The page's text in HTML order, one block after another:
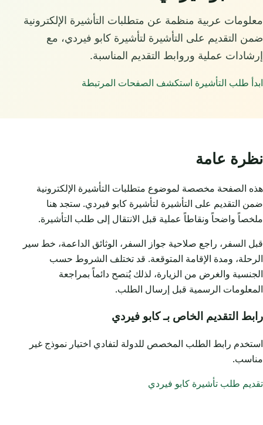
معلومات عربية منظمة عن متطلبات التأشيرة الإلكترونية
ضمن التقديم على التأشيرة لتأشيرة كابو فيردي، مع
إرشادات عملية وروابط التقديم المناسبة.
ابدأ طلب التأشيرة استكشف الصفحات المرتبطة
نظرة عامة
هذه الصفحة مخصصة لموضوع متطلبات التأشيرة الإلكترونية
ضمن التقديم على التأشيرة لتأشيرة كابو فيردي. ستجد هنا
ملخصاً واضحاً ونقاطاً عملية قبل الانتقال إلى طلب التأشيرة.
قبل السفر، راجع صلاحية جواز السفر، الوثائق الداعمة، خط سير
الرحلة، ومدة الإقامة المتوقعة. قد تختلف الشروط حسب
الجنسية والغرض من الزيارة، لذلك يُنصح دائماً بمراجعة
المعلومات الرسمية قبل إرسال الطلب.
رابط التقديم الخاص بـ كابو فيردي
استخدم رابط الطلب المخصص للدولة لتفادي اختيار نموذج غير
مناسب.
تقديم طلب تأشيرة كابو فيردي